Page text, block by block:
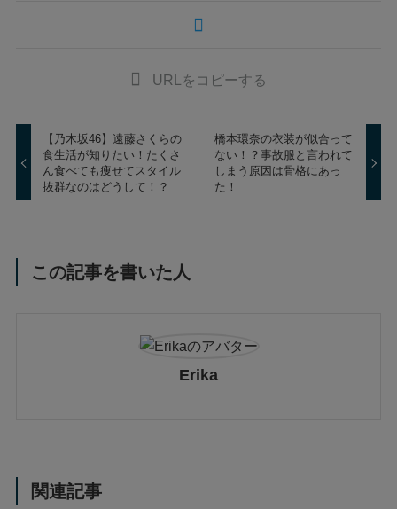
URLをコピーする
【乃木坂46】遠藤さくらの
食生活が知りたい！たくさ
ん食べても痩せてスタイル
抜群なのはどうして！？
橋本環奈の衣装が似合って
ない！？事故服と言われて
しまう原因は骨格にあっ
た！
この記事を書いた人
Erika
関連記事